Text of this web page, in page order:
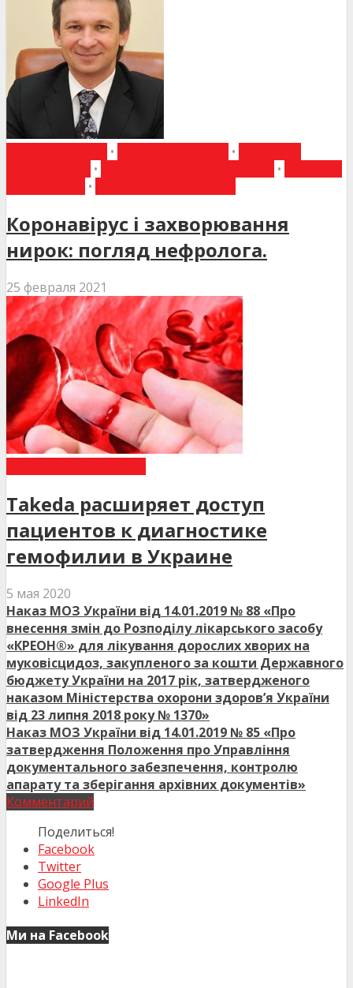
• •
• •
•
Коронавірус і захворювання
нирок: погляд нефролога.
25 февраля 2021
Takeda расширяет доступ
пациентов к диагностике
гемофилии в Украине
5 мая 2020
Наказ МОЗ України від 14.01.2019 № 88 «Про
внесення змін до Розподілу лікарського засобу
«КРЕОН®» для лікування дорослих хворих на
муковісцидоз, закупленого за кошти Державного
бюджету України на 2017 рік, затвердженого
наказом Міністерства охорони здоров’я України
від 23 липня 2018 року № 1370»
Наказ МОЗ України від 14.01.2019 № 85 «Про
затвердження Положення про Управління
документального забезпечення, контролю
апарату та зберігання архівних документів»
Комментарий
Поделиться!
Facebook
Twitter
Google Plus
LinkedIn
Ми на Facebook